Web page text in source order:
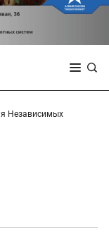
Независимых